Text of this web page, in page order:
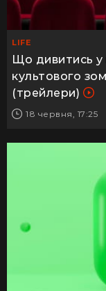
LIFE
Що дивитись у
культового
(трейлери)
18 червня, 17:25